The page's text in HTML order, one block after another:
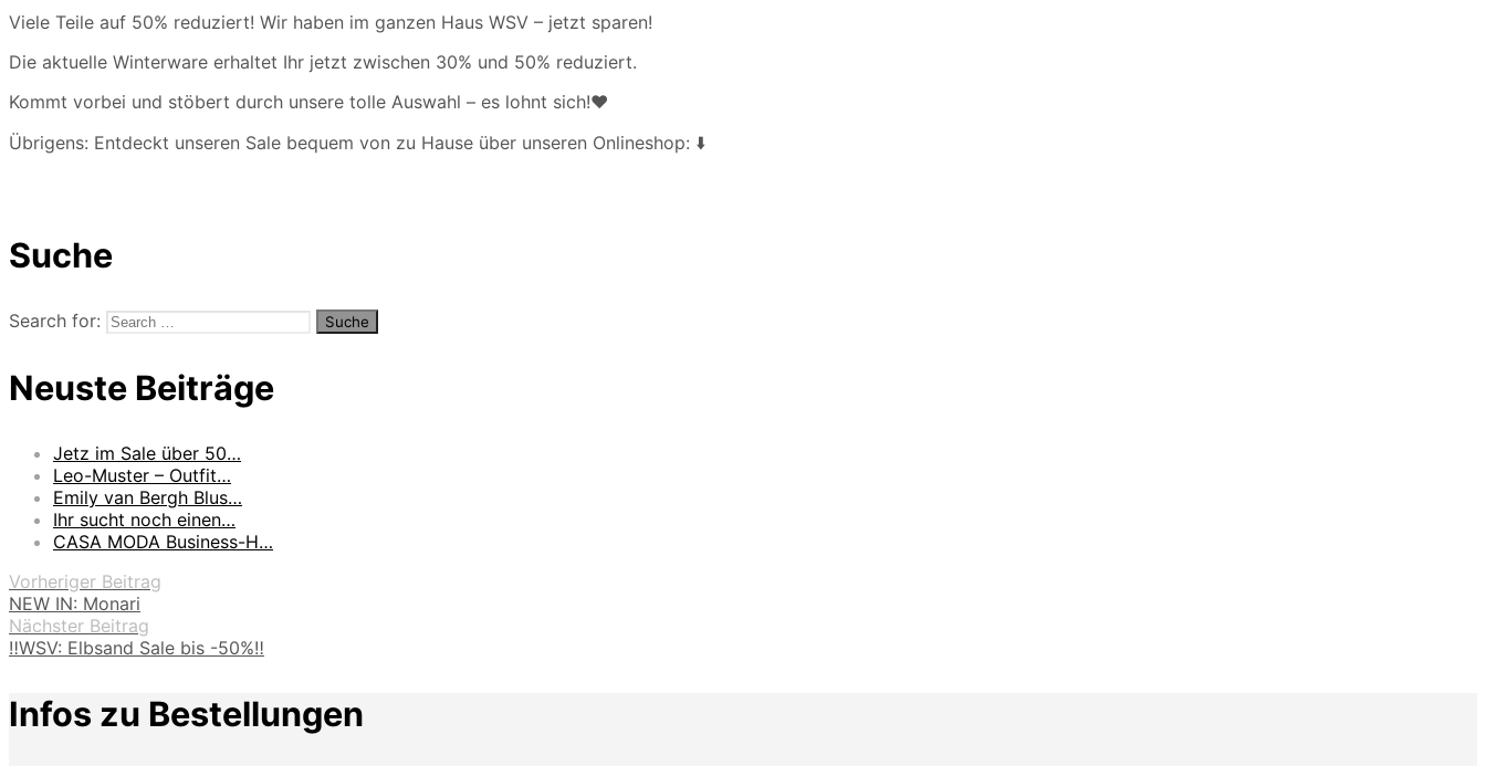
Viele Teile auf 50% reduziert! Wir haben im ganzen Haus WSV – jetzt sparen!
Die aktuelle Winterware erhaltet Ihr jetzt zwischen 30% und 50% reduziert.
Kommt vorbei und stöbert durch unsere tolle Auswahl – es lohnt sich!❤️
Übrigens: Entdeckt unseren Sale bequem von zu Hause über unseren Onlineshop: ⬇️
Suche
Search for:
Neuste Beiträge
Jetz im Sale über 50…
Leo-Muster – Outfit…
Emily van Bergh Blus…
Ihr sucht noch einen…
CASA MODA Business-H…
Vorheriger Beitrag
NEW IN: Monari
Nächster Beitrag
‼️WSV: Elbsand Sale bis -50%‼️
Infos zu Bestellungen